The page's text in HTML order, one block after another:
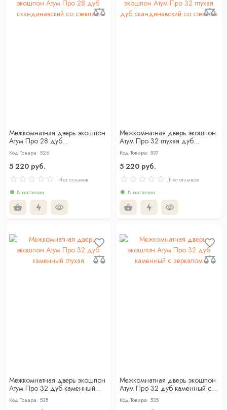
Межкомнатная дверь экошпон
Атум Про 28 дуб
скандинавский со стеклом
Код Товара: 526
5 220 руб.
Нет отзывов
В наличии
Межкомнатная дверь экошпон
Атум Про 32 глухая дуб
скандинавский со стеклом
Код Товара: 537
5 220 руб.
Нет отзывов
В наличии
Межкомнатная дверь экошпон
Атум Про 32 дуб каменный
глухая
Код Товара: 538
Межкомнатная дверь экошпон
Атум Про 32 дуб каменный с
зеркалом
Код Товара: 535